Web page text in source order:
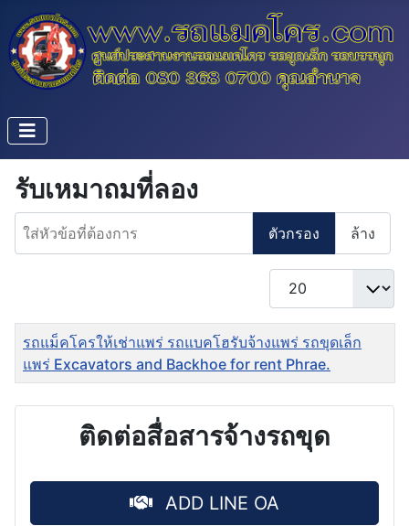
รับเหมาถมที่ลอง
ใส่หัวข้อที่ต้องการ
ตัวกรอง ล้าง
แสดง #
ชื่อ
รถแม็คโครให้เช่าแพร่ รถแบคโฮรับจ้างแพร่ รถขุดเล็ก
แพร่ Excavators and Backhoe for rent Phrae.
ติดต่อสื่อสารจ้างรถขุด
ADD LINE OA